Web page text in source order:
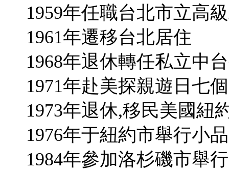
1959年任職台北市立高
1961年遷移台北居住
1968年退休轉任私立中
1971年赴美探親遊日七
1973年退休,移民美國紐
1976年于紐約市舉行小
1984年參加洛杉磯市舉